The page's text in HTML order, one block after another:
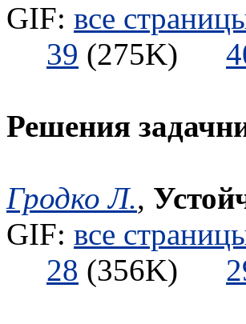
GIF: все
39 (275K)
Решения
Гродко Л.,
GIF: все
28 (356K)